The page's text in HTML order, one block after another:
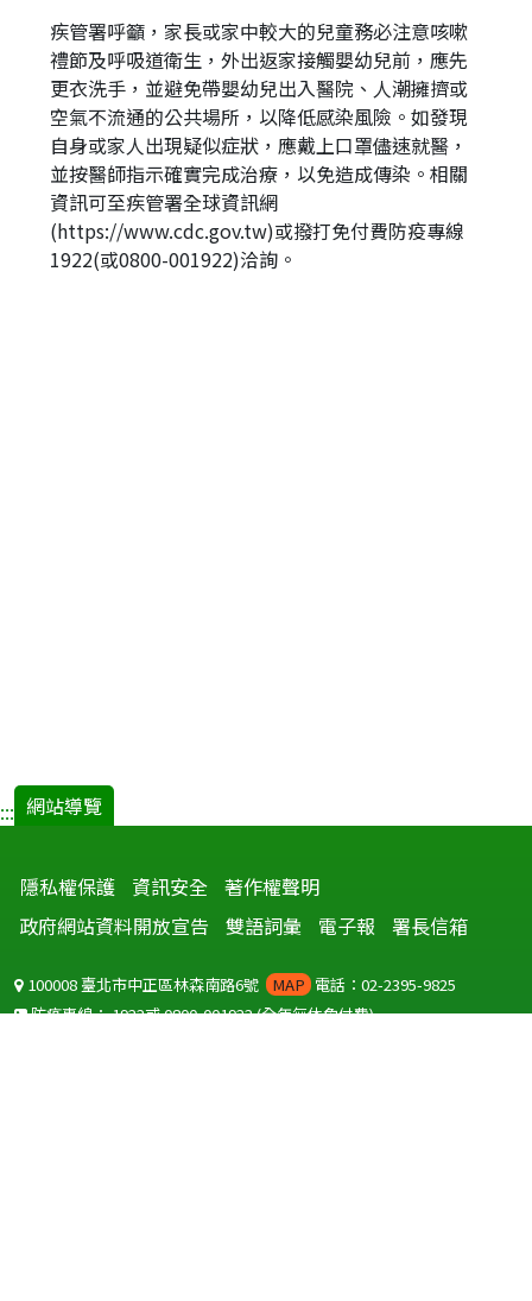
疾管署呼籲，家長或家中較大的兒童務必注意咳嗽
禮節及呼吸道衛生，外出返家接觸嬰幼兒前，應先
更衣洗手，並避免帶嬰幼兒出入醫院、人潮擁擠或
空氣不流通的公共場所，以降低感染風險。如發現
自身或家人出現疑似症狀，應戴上口罩儘速就醫，
並按醫師指示確實完成治療，以免造成傳染。相關
資訊可至疾管署全球資訊網
(https://www.cdc.gov.tw)或撥打免付費防疫專線
1922(或0800-001922)洽詢。
::: 網站導覽
隱私權保護 資訊安全 著作權聲明
政府網站資料開放宣告
雙語詞彙 電子報 署長信箱
100008 臺北市中正區林森南路6號 MAP 電話：02-2395-9825
防疫專線：1922或0800-001922(全年無休免付費)